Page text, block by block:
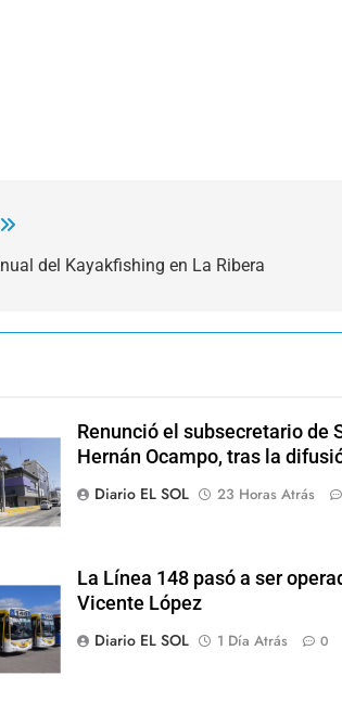
del Kayakfishing en La Ribera
Renunció el subsecretario de
Hernán Ocampo, tras la
Diario EL SOL
23 Horas Atrás
La Línea 148 pasó a ser
Vicente López
Diario EL SOL
1 Día Atrás 0